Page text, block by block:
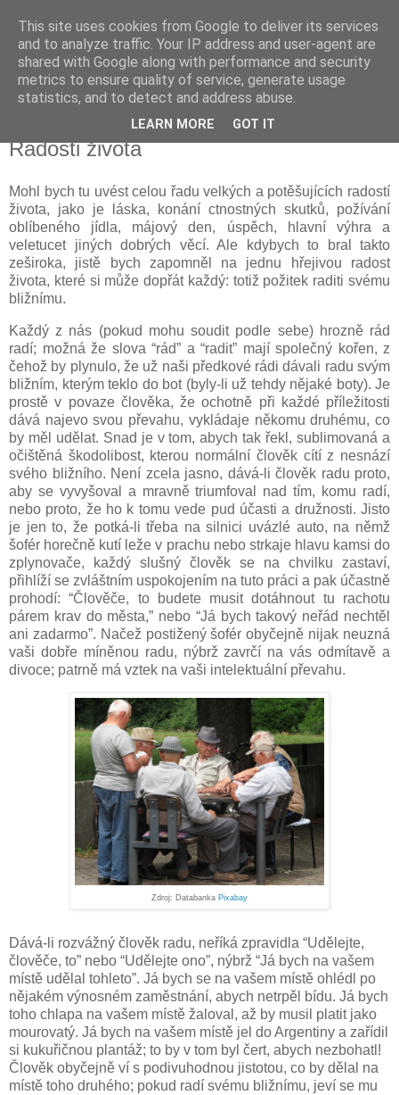
Kapka Karla Čapka
"Věřím v humanitu, v demokracii a v člověka."
neděle 14. února 2021
Radosti života
Mohl bych tu uvést celou řadu velkých a potěšujících radostí
života, jako je láska, konání ctnostných skutků, požívání
oblíbeného jídla, májový den, úspěch, hlavní výhra a
veletucet jiných dobrých věcí. Ale kdybych to bral takto
zeširoka, jistě bych zapomněl na jednu hřejivou radost
života, které si může dopřát každý: totiž požitek raditi svému
bližnímu.
Každý z nás (pokud mohu soudit podle sebe) hrozně rád
radí; možná že slova “rád” a “radit” mají společný kořen, z
čehož by plynulo, že už naši předkové rádi dávali radu svým
bližním, kterým teklo do bot (byly-li už tehdy nějaké boty). Je
prostě v povaze člověka, že ochotně při každé příležitosti
dává najevo svou převahu, vykládaje někomu druhému, co
by měl udělat. Snad je v tom, abych tak řekl, sublimovaná a
očištěná škodolibost, kterou normální člověk cítí z nesnází
svého bližního. Není zcela jasno, dává-li člověk radu proto,
aby se vyvyšoval a mravně triumfoval nad tím, komu radí,
nebo proto, že ho k tomu vede pud účasti a družnosti. Jisto
je jen to, že potká-li třeba na silnici uvázlé auto, na němž
šofér horečně kutí leže v prachu nebo strkaje hlavu kamsi do
zplynovače, každý slušný člověk se na chvilku zastaví,
přihlíží se zvláštním uspokojením na tuto práci a pak účastně
prohodí: “Člověče, to budete musit dotáhnout tu rachotu
párem krav do města,” nebo “Já bych takový neřád nechtěl
ani zadarmo”. Načež postižený šofér obyčejně nijak neuzná
vaši dobře míněnou radu, nýbrž zavrčí na vás odmítavě a
divoce; patrně má vztek na vaši intelektuální převahu.
Zdroj: Databanka Pixabay
Dává-li rozvážný člověk radu, neříká zpravidla “Udělejte,
člověče, to” nebo “Udělejte ono”, nýbrž “Já bych na vašem
místě udělal tohleto”. Já bych se na vašem místě ohlédl po
nějakém výnosném zaměstnání, abych netrpěl bídu. Já bych
toho chlapa na vašem místě žaloval, až by musil platit jako
mourovatý. Já bych na vašem místě jel do Argentiny a zařídil
si kukuřičnou plantáž; to by v tom byl čert, abych nezbohatl!
Člověk obyčejně ví s podivuhodnou jistotou, co by dělal na
místě toho druhého; pokud radí svému bližnímu, jeví se mu
This site uses cookies from Google to deliver its services
and to analyze traffic. Your IP address and user-agent are
shared with Google along with performance and security
metrics to ensure quality of service, generate usage
statistics, and to detect and address abuse.
LEARN MORE GOT IT